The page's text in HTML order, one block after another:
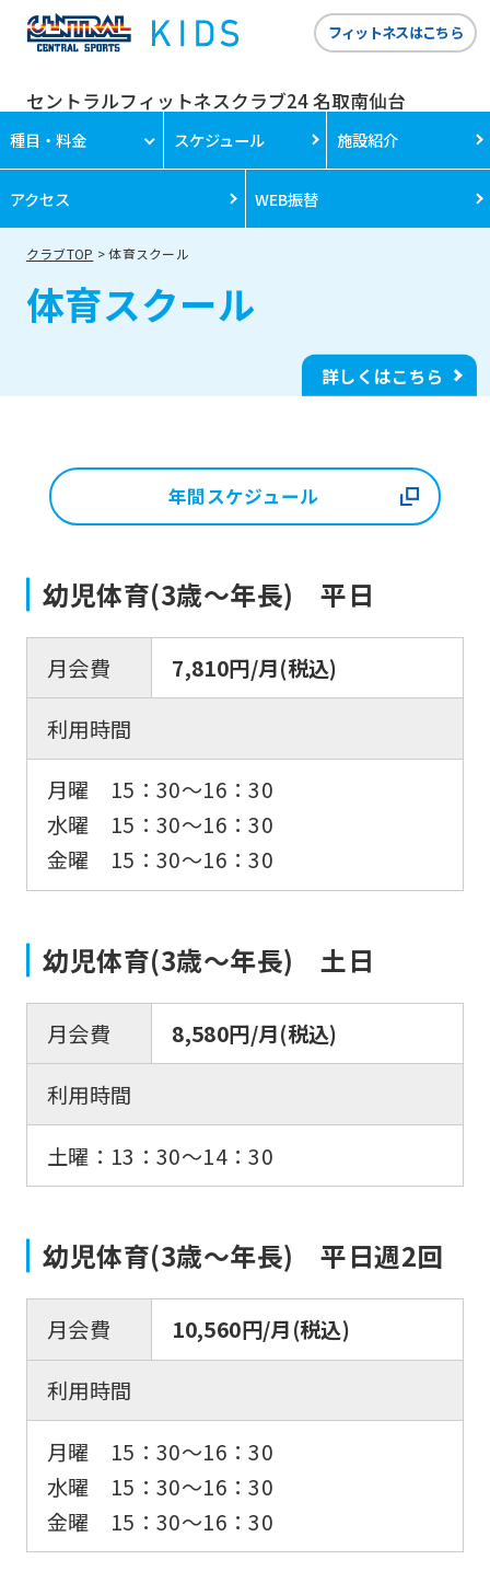
セントラルフィットネスクラブ24 名取南仙台
フィットネスはこちら
種目・料金 スケジュール 施設紹介
アクセス WEB振替
クラブTOP 体育スクール
体育スクール
詳しくはこちら
年間スケジュール
幼児体育(3歳〜年長) 平日
月会費
7,810円/月(税込)
利用時間
月曜 15：30〜16：30
水曜 15：30〜16：30
金曜 15：30〜16：30
幼児体育(3歳〜年長) 土日
月会費
8,580円/月(税込)
利用時間
土曜：13：30〜14：30
幼児体育(3歳〜年長) 平日週2回
月会費
10,560円/月(税込)
利用時間
月曜 15：30〜16：30
水曜 15：30〜16：30
金曜 15：30〜16：30